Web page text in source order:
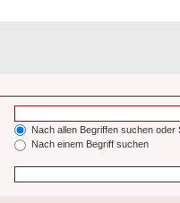
Nach allen Begriffen suchen
Nach einem Begriff suchen